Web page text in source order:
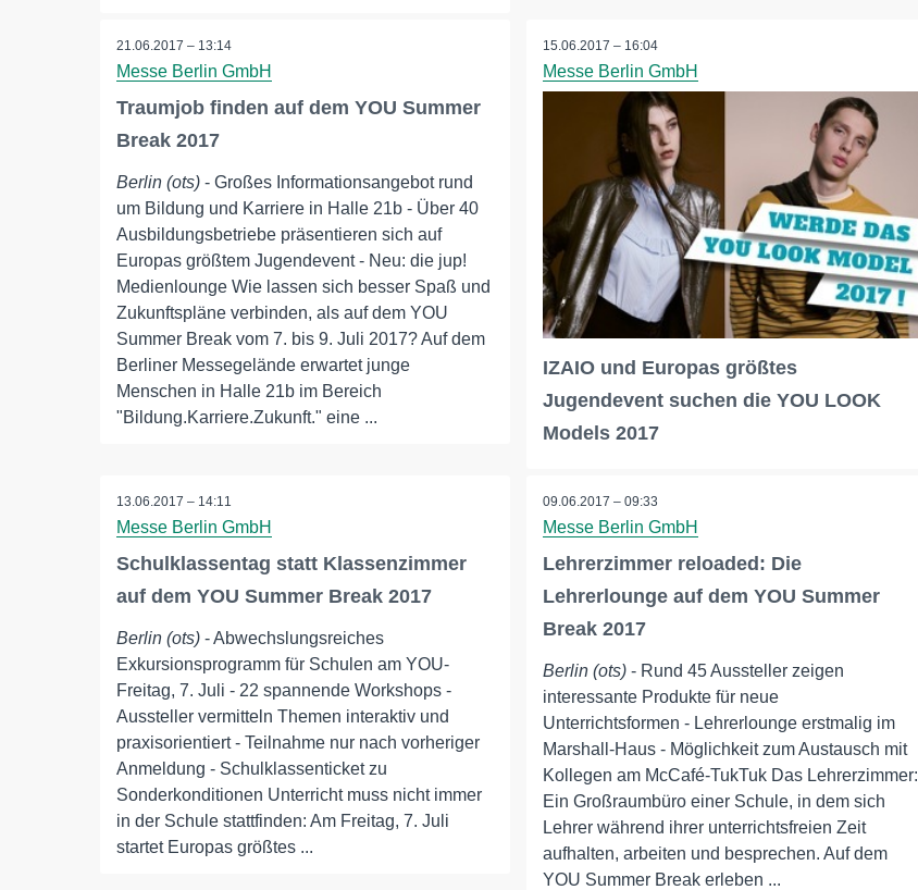
21.06.2017 – 13:14
Messe Berlin GmbH
Traumjob finden auf dem YOU Summer
Break 2017
Berlin (ots) - Großes Informationsangebot rund
um Bildung und Karriere in Halle 21b - Über 40
Ausbildungsbetriebe präsentieren sich auf
Europas größtem Jugendevent - Neu: die jup!
Medienlounge Wie lassen sich besser Spaß und
Zukunftspläne verbinden, als auf dem YOU
Summer Break vom 7. bis 9. Juli 2017? Auf dem
Berliner Messegelände erwartet junge
Menschen in Halle 21b im Bereich
"Bildung.Karriere.Zukunft." eine ...
15.06.2017 – 16:04
Messe Berlin GmbH
IZAIO und Europas größtes
Jugendevent suchen die YOU LOOK
Models 2017
13.06.2017 – 14:11
Messe Berlin GmbH
Schulklassentag statt Klassenzimmer
auf dem YOU Summer Break 2017
Berlin (ots) - Abwechslungsreiches
Exkursionsprogramm für Schulen am YOU-
Freitag, 7. Juli - 22 spannende Workshops -
Aussteller vermitteln Themen interaktiv und
praxisorientiert - Teilnahme nur nach vorheriger
Anmeldung - Schulklassenticket zu
Sonderkonditionen Unterricht muss nicht immer
in der Schule stattfinden: Am Freitag, 7. Juli
startet Europas größtes ...
09.06.2017 – 09:33
Messe Berlin GmbH
Lehrerzimmer reloaded: Die
Lehrerlounge auf dem YOU Summer
Break 2017
Berlin (ots)- Rund 45 Aussteller zeigen
interessante Produkte für neue
Unterrichtsformen - Lehrerlounge erstmalig im
Marshall-Haus - Möglichkeit zum Austausch mit
Kollegen am McCafé-TukTuk Das Lehrerzimmer:
Ein Großraumbüro einer Schule, in dem sich
Lehrer während ihrer unterrichtsfreien Zeit
aufhalten, arbeiten und besprechen. Auf dem
YOU Summer Break erleben ...